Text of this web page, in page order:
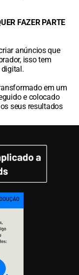
FAZER PARTE
anúncios que
isso tem
digital.
em um
e colocado
seus resultados